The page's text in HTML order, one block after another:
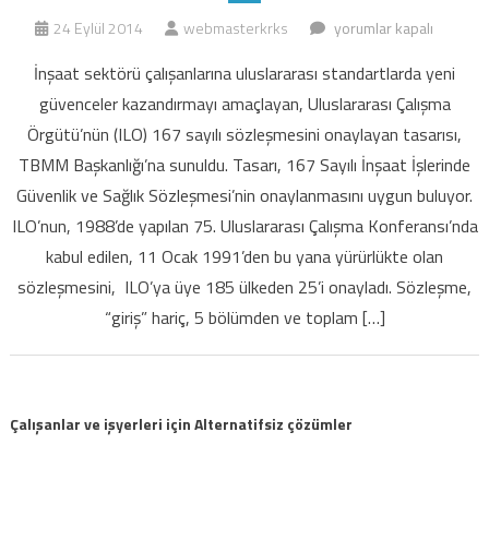
24 Eylül 2014 webmasterkrks
TBMM'de
İş
Sağlığıve
Güvenliğine
ILO
ayarı
başladı
için
yorumlar kapalı
İnşaat sektörü çalışanlarına uluslararası standartlarda yeni
güvenceler kazandırmayı amaçlayan, Uluslararası Çalışma
Örgütü’nün (ILO) 167 sayılı sözleşmesini onaylayan tasarısı,
TBMM Başkanlığı’na sunuldu. Tasarı, 167 Sayılı İnşaat İşlerinde
Güvenlik ve Sağlık Sözleşmesi’nin onaylanmasını uygun buluyor.
ILO’nun, 1988’de yapılan 75. Uluslararası Çalışma Konferansı’nda
kabul edilen, 11 Ocak 1991’den bu yana yürürlükte olan
sözleşmesini, ILO’ya üye 185 ülkeden 25’i onayladı. Sözleşme,
“giriş” hariç, 5 bölümden ve toplam […]
Çalışanlar ve işyerleri için Alternatifsiz çözümler